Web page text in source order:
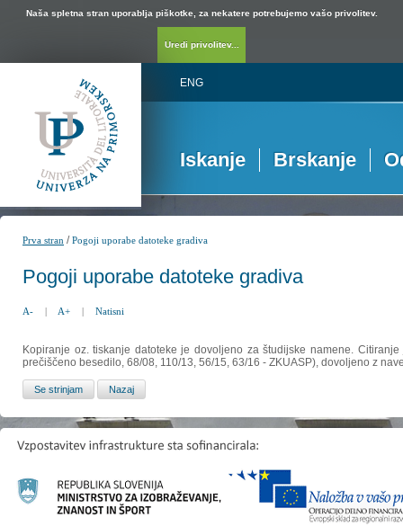
Naša spletna stran uporablja piškotke, za nekatere potrebujemo vašo privolitev.
Uredi privolitev...
ENG
Iskanje Brskanje
Prva stran /Pogoji uporabe datoteke gradiva
Pogoji uporabe datoteke gradiva
A- | A+ | Natisni
Kopiranje oz. tiskanje datoteke je dovoljeno za študijske namene.
prečiščeno besedilo, 68/08, 110/13, 56/15, 63/16 - ZKUASP), dovoljeno z